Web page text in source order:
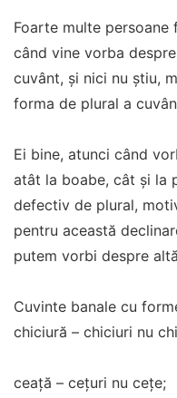
Foarte multe persoane
când vine vorba
cuvânt, și nici nu știu,
forma de plural a
Ei bine, atunci când
atât la boabe, cât și la
defectiv de plural,
pentru această
putem vorbi despre
Cuvinte banale cu
chiciură – chiciuri nu
ceață – cețuri nu cețe;